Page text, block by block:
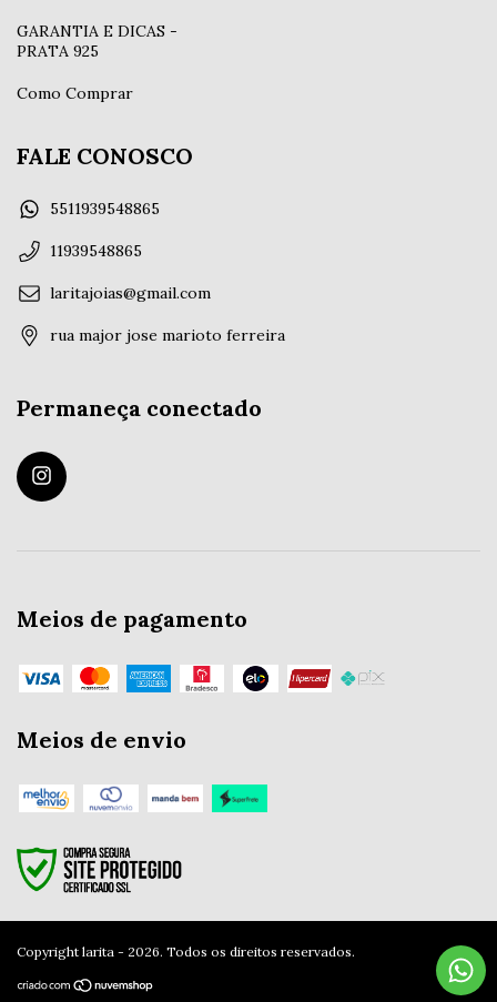
GARANTIA E DICAS -
PRATA 925
Como Comprar
FALE CONOSCO
5511939548865
11939548865
laritajoias@gmail.com
rua major jose marioto ferreira
Permaneça conectado
Meios de pagamento
Meios de envio
Copyright larita - 2026. Todos os direitos reservados.